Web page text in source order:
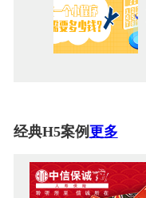
经典H5案例 更多